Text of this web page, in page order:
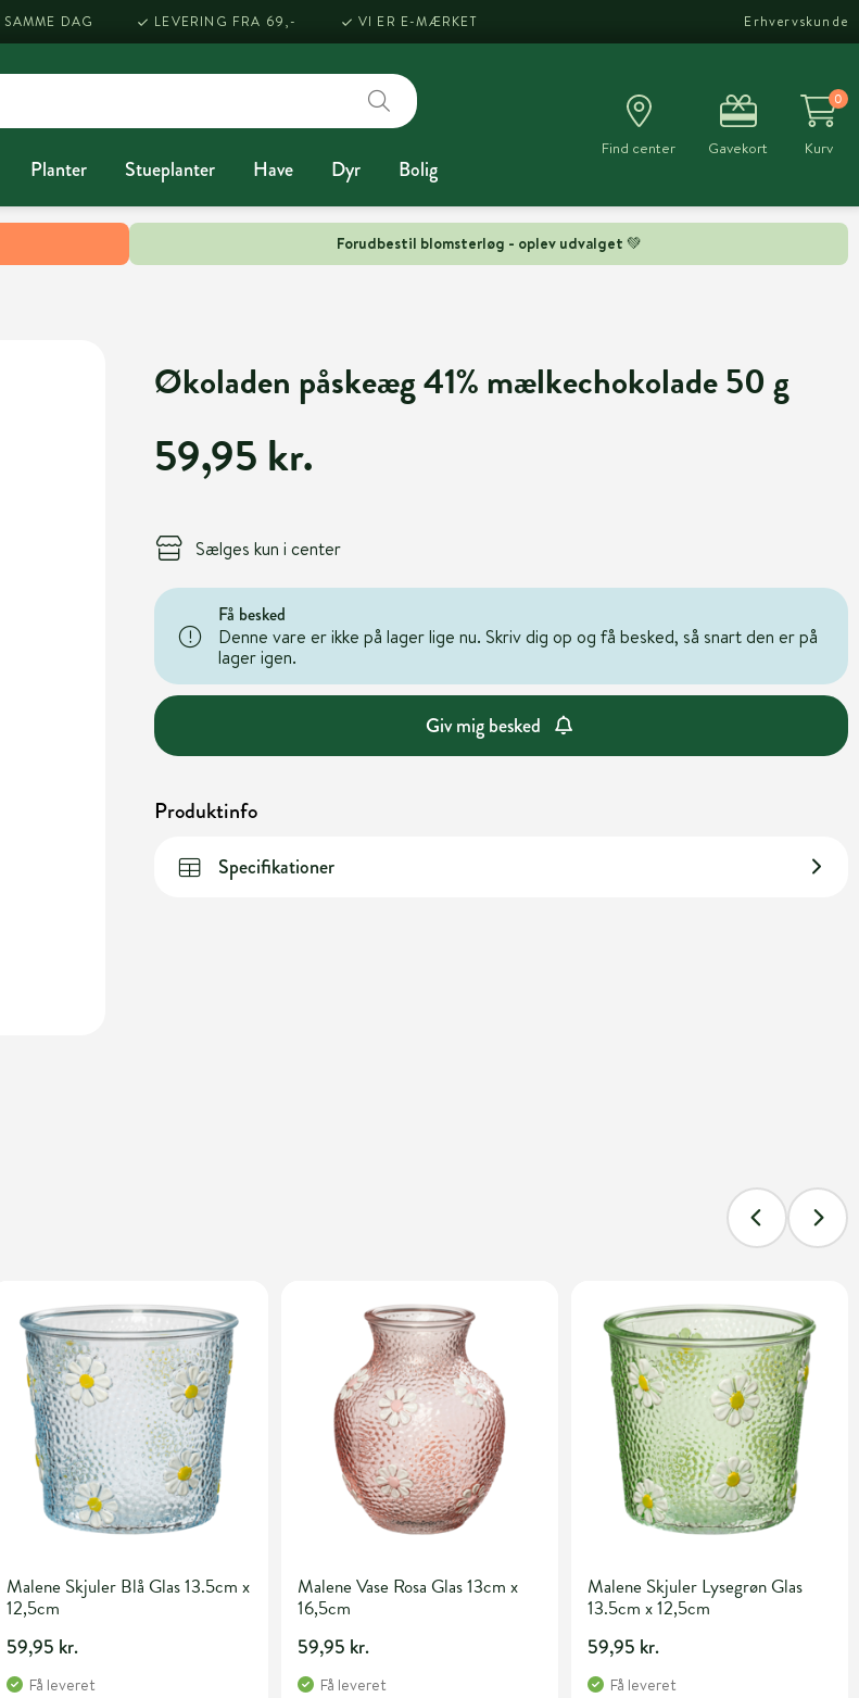
Forudbestil blomsterløg - oplev udvalget 💚
SAMME DAG LEVERING FRA 69,- VI ER E-MÆRKET Erhvervskunde
Planter Stueplanter Have Dyr Bolig
Find center Gavekort
0
Kurv
Økoladen påskeæg 41% mælkechokolade 50 g
59,95 kr.
Sælges kun i center
Få besked
Denne vare er ikke på lager lige nu. Skriv dig op og få besked, så snart den er på
lager igen.
Giv mig besked
Produktinfo
Specifikationer
Malene Skjuler Blå Glas 13.5cm x
12,5cm
59,95 kr.
Få leveret
Malene Vase Rosa Glas 13cm x
16,5cm
59,95 kr.
Få leveret
Malene Skjuler Lysegrøn Glas
13.5cm x 12,5cm
59,95 kr.
Få leveret